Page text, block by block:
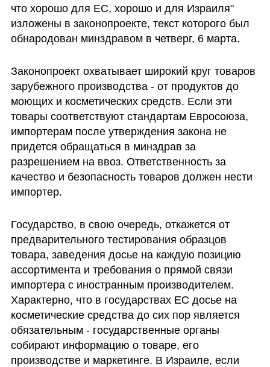
что хорошо для ЕС, хорошо и для Израиля"
изложены в законопроекте, текст которого был
обнародован минздравом в четверг, 6 марта.
Законопроект охватывает широкий круг товаров
зарубежного производства - от продуктов до
моющих и косметических средств. Если эти
товары соответствуют стандартам Евросоюза,
импортерам после утверждения закона не
придется обращаться в минздрав за
разрешением на ввоз. Ответственность за
качество и безопасность товаров должен нести
импортер.
Государство, в свою очередь, откажется от
предварительного тестирования образцов
товара, заведения досье на каждую позицию
ассортимента и требования о прямой связи
импортера с иностранным производителем.
Характерно, что в государствах ЕС досье на
косметические средства до сих пор является
обязательным - государственные органы
собирают информацию о товаре, его
производстве и маркетинге. В Израиле, если